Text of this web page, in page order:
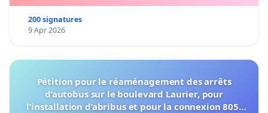
200 signatures
9 Apr 2026
Pétition pour le réaménagement des arrêts
d’autobus sur le boulevard Laurier, pour
l’installation d’abribus et pour la connexion 805-